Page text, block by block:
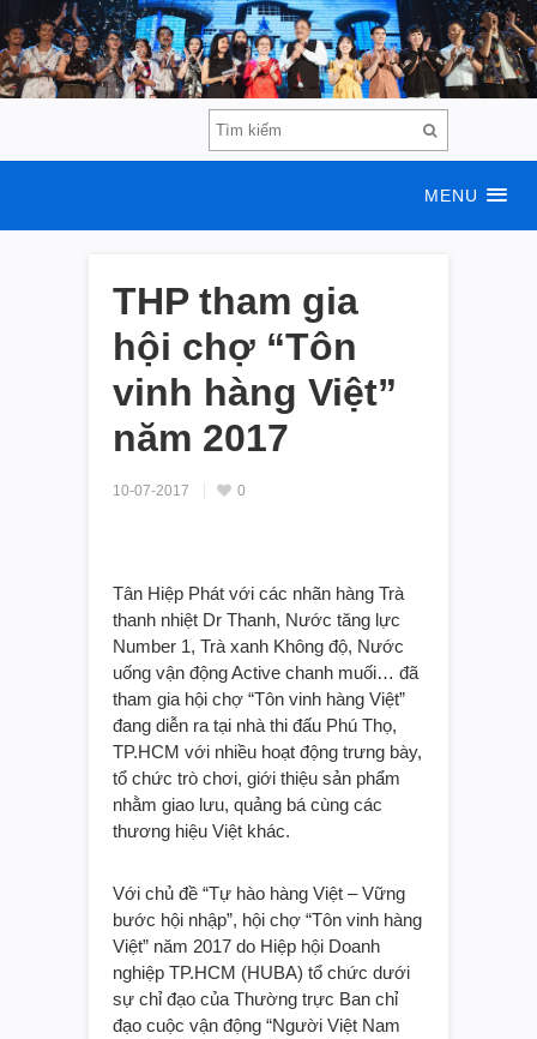
MENU
THP tham gia
hội chợ “Tôn
vinh hàng Việt”
năm 2017
10-07-2017 0
Tân Hiệp Phát với các nhãn hàng Trà
thanh nhiệt Dr Thanh, Nước tăng lực
Number 1, Trà xanh Không độ, Nước
uống vận động Active chanh muối… đã
tham gia hội chợ “Tôn vinh hàng Việt”
đang diễn ra tại nhà thi đấu Phú Thọ,
TP.HCM với nhiều hoạt động trưng bày,
tổ chức trò chơi, giới thiệu sản phẩm
nhằm giao lưu, quảng bá cùng các
thương hiệu Việt khác.
Với chủ đề “Tự hào hàng Việt – Vững
bước hội nhập”, hội chợ “Tôn vinh hàng
Việt” năm 2017 do Hiệp hội Doanh
nghiệp TP.HCM (HUBA) tổ chức dưới
sự chỉ đạo của Thường trực Ban chỉ
đạo cuộc vận động “Người Việt Nam